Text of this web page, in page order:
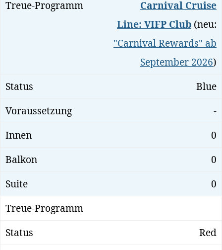
Carnival Cruise
Line: VIFP Club (neu:
"Carnival Rewards" ab
September 2026)
Blue
-
0
0
0
Red